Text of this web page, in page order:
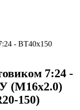
- BT40х150
7:24 -
(М16х2.0)
150)